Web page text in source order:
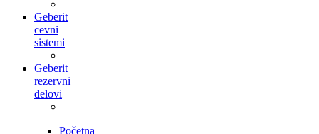
Geberit
cevni
sistemi
Geberit
rezervni
delovi
Početna